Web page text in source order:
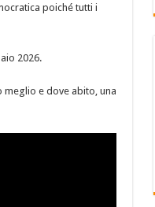
poiché tutti i
2026.
meglio e dove abito, una